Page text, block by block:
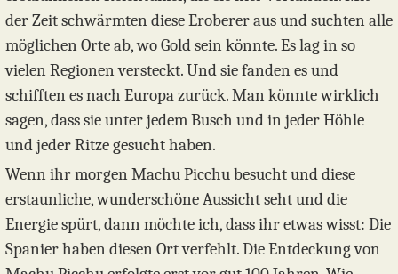
der Zeit schwärmten diese Eroberer aus und suchten alle
möglichen Orte ab, wo Gold sein könnte. Es lag in so
vielen Regionen versteckt. Und sie fanden es und
schifften es nach Europa zurück. Man könnte wirklich
sagen, dass sie unter jedem Busch und in jeder Höhle
und jeder Ritze gesucht haben.
Wenn ihr morgen Machu Picchu besucht und diese
erstaunliche, wunderschöne Aussicht seht und die
Energie spürt, dann möchte ich, dass ihr etwas wisst: Die
Spanier haben diesen Ort verfehlt. Die Entdeckung von